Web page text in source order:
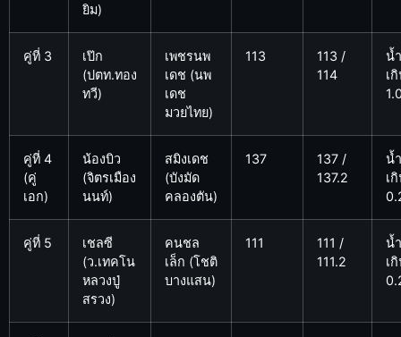
ยิม)
คู่ที่ 3
เป๊ก
(ปตท.ทอง
ทวี)
เพชรนพ
เดช (นพ
เดช
มวยไทย)
113
113 /
114
น้
เ
คู่ที่ 4
(คู่
เอก)
น้องบิว
(จิตรเมือง
นนท์)
สมิงเดช
(บังมัด
คลองตัน)
137
137 /
137.2
น้
เ
คู่ที่ 5
เชลซี
(ว.เทคโน
หลวงปู่
สรวง)
คนชล
เล็ก (โชติ
บางแสน)
111
111 /
111.2
น้
เ